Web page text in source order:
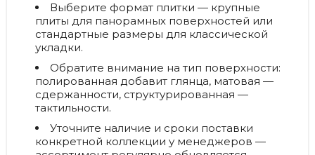
Выберите формат плитки — крупные
плиты для панорамных поверхностей или
стандартные размеры для классической
укладки.
Обратите внимание на тип поверхности:
полированная добавит глянца, матовая —
сдержанности, структурированная —
тактильности.
Уточните наличие и сроки поставки
конкретной коллекции у менеджеров —